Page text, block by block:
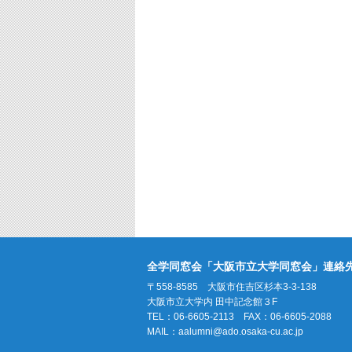
全学同窓会「大阪市立大学同窓会」連絡
〒558-8585 大阪市住吉区杉本3-3-138
大阪市立大学内 田中記念館３F
TEL：06-6605-2113 FAX：06-6605-2088
MAIL： aalumni@ado.osaka-cu.ac.jp